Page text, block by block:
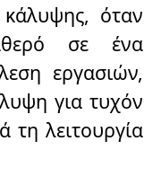
κάλυψης, όταν
σε ένα
εργασιών,
για τυχόν
τη λειτουργία